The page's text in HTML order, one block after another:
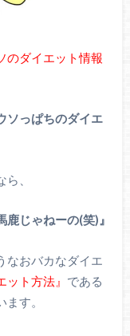
のダイエット情報
ソっぱちのダイエ
、
鹿じゃねーの(笑)』
なおバカなダイエ
ット方法』 である
す。